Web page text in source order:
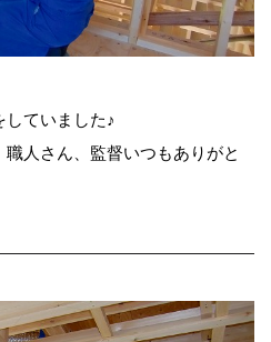
ていました♪
人さん、監督いつもありがと